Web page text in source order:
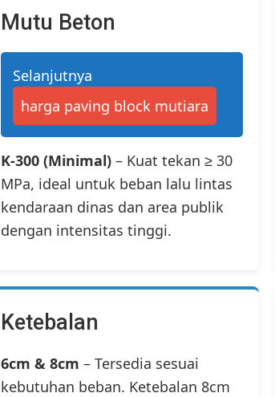
Mutu Beton
Selanjutnya
harga paving block mutiara
K-300 (Minimal) – Kuat tekan ≥ 30
MPa, ideal untuk beban lalu lintas
kendaraan dinas dan area publik
dengan intensitas tinggi.
Ketebalan
6cm & 8cm – Tersedia sesuai
kebutuhan beban. Ketebalan 8cm